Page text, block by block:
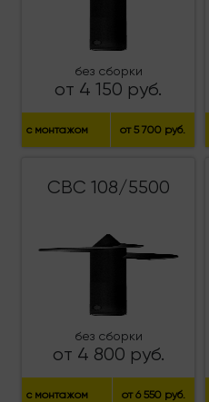
без сборки
от 4 150 руб.
с монтажом от 5 700 руб.
СВС 108/5500
без сборки
от 4 800 руб.
с монтажом от 6 550 руб.